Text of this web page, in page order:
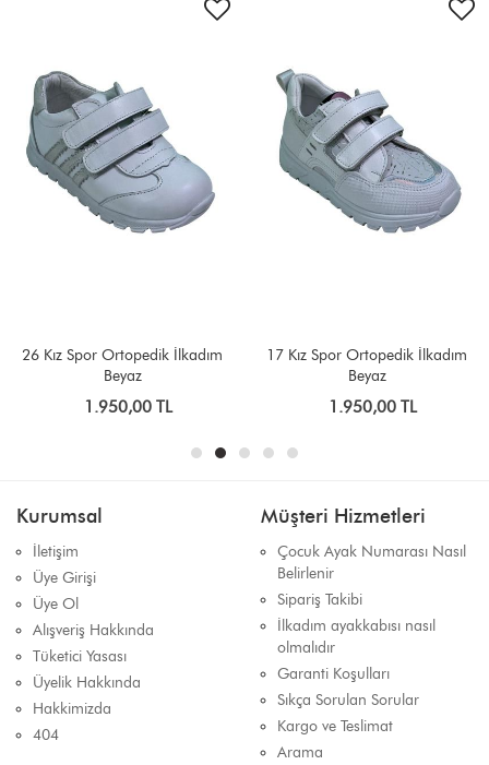
26 Kız Spor Ortopedik İlkadım
Beyaz
1.950,00 TL
17 Kız Spor Ortopedik İlkadım
Beyaz
1.950,00 TL
Kurumsal
İletişim
Üye Girişi
Üye Ol
Alışveriş Hakkında
Tüketici Yasası
Üyelik Hakkında
Hakkimizda
404
Müşteri Hizmetleri
Çocuk Ayak Numarası Nasıl
Belirlenir
Sipariş Takibi
İlkadım ayakkabısı nasıl
olmalıdır
Garanti Koşulları
Sıkça Sorulan Sorular
Kargo ve Teslimat
Arama